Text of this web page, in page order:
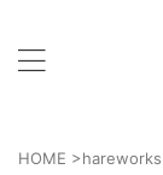
HOME >hareworks